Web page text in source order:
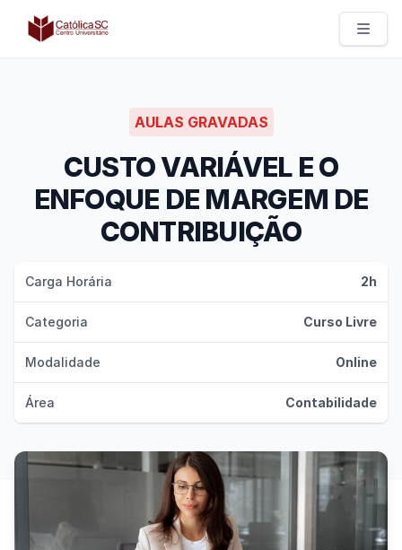
Católica SC | Experts
AULAS GRAVADAS
CUSTO VARIÁVEL E O
ENFOQUE DE MARGEM DE
CONTRIBUIÇÃO
Carga Horária 2h
Categoria Curso Livre
Modalidade Online
Área Contabilidade